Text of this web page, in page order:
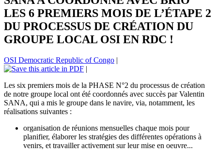
LES 6 PREMIERS MOIS DE L’ÉTAPE 2
DU PROCESSUS DE CRÉATION DU
GROUPE LOCAL OSI EN RDC !
OSI Democratic Republic of Congo |
|
Les six premiers mois de la PHASE N°2 du processus de création
de notre groupe local ont été coordonnés avec succès par Valentin
SANA, qui a mis le groupe dans le navire, via, notamment, les
réalisations suivantes :
organisation de réunions mensuelles chaque mois pour
planifier, élaborer les stratégies des différentes opérations à
venirs, et travailler activement sur leur mise en oeuvre...